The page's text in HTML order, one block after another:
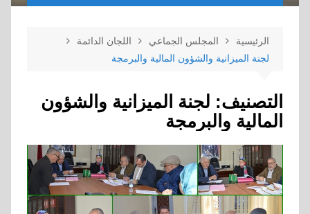
الرئيسية المجلس الجماعي
اللجان الدائمة
لجنة الميزانية والشؤون المالية والبرمجة
التصنيف: لجنة الميزانية والشؤون
المالية والبرمجة